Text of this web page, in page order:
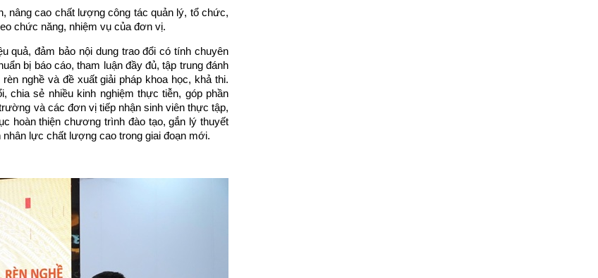
nâng cao chất lượng công tác quản lý, tổ chức,
chức năng, nhiệm vụ của đơn vị.
quả, đảm bảo nội dung trao đổi có tính chuyên
bị báo cáo, tham luận đầy đủ, tập trung đánh
nghề và đề xuất giải pháp khoa học, khả thi.
chia sẻ nhiều kinh nghiệm thực tiễn, góp phần
và các đơn vị tiếp nhận sinh viên thực tập,
hoàn thiện chương trình đào tạo, gắn lý thuyết
lực chất lượng cao trong giai đoạn mới.